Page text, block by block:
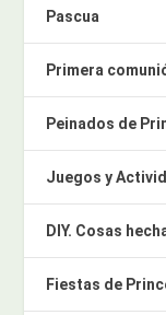
Pascua
Primera
Peinados de
Juegos y
DIY. Cosas
Fiestas de